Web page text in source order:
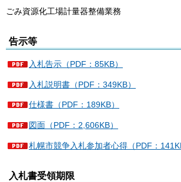
ごみ資源化工場計量器整備業務
告示等
入札告示（PDF：85KB）
入札説明書（PDF：349KB）
仕様書（PDF：189KB）
図面（PDF：2,606KB）
札幌市競争入札参加者心得（PDF：
入札書受領期限